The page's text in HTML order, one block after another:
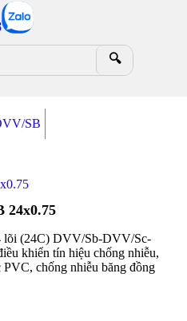
🔍
SB
24x0.75
lõi (24C) DVV/Sb-DVV/Sc-
khiển tín hiệu chống nhiễu,
chống nhiễu băng đồng